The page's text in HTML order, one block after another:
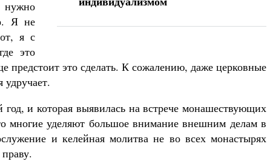
Я не
я с
это
предстоит это сделать. К сожалению, даже церковные
и которая выявилась на встрече монашествующих
многие уделяют большое внимание внешним делам в
и келейная молитва не во всех монастырях